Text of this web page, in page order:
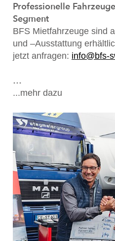
Professionelle
Segment
BFS Mietfahrzeuge sind
und –Ausstattung
jetzt anfragen: info@bfs-
…
...mehr dazu